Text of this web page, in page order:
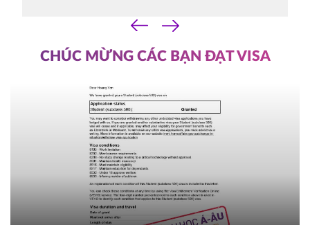
ĐĂNG KÝ
FILM SCHOOL
ĐĂNG KÝ
TROY UNIVERSITY
ĐĂNG KÝ
‹
›
CHÚC MỪNG CÁC BẠN ĐẠT VISA